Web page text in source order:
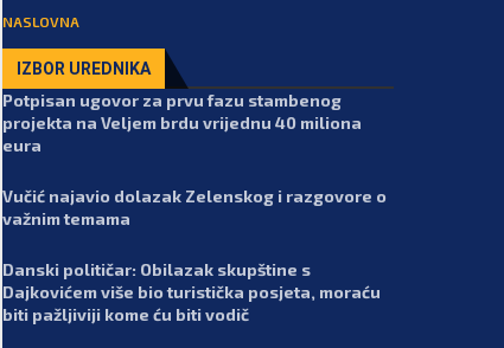
NASLOVNA
IZBOR UREDNIKA
Potpisan ugovor za prvu fazu stambenog
projekta na Veljem brdu vrijednu 40 miliona
eura
Vučić najavio dolazak Zelenskog i razgovore o
važnim temama
Danski političar: Obilazak skupštine s
Dajkovićem više bio turistička posjeta, moraću
biti pažljiviji kome ću biti vodič